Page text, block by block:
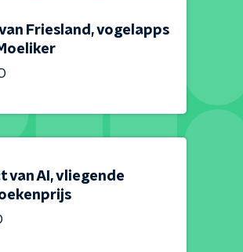
Friesland, vogelapps
van AI, vliegende